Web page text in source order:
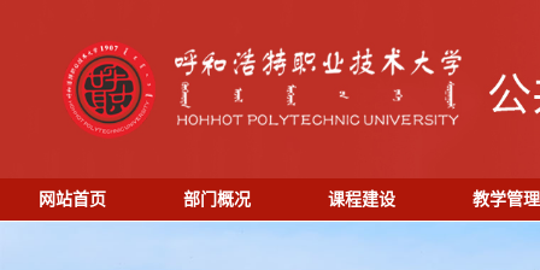
网站首页 部门概况 课程建设 教学管理